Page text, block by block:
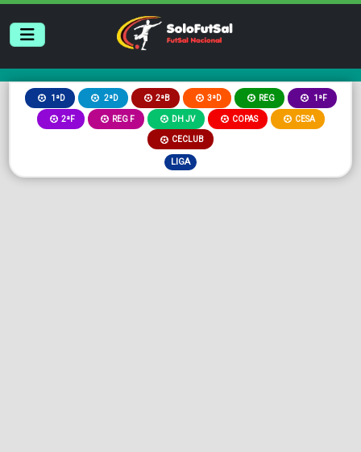
1ªD 2ªD 2ªB 3ªD REG 1ªF
2ªF REG F DH JV COPAS CESA
CECLUB
LIGA